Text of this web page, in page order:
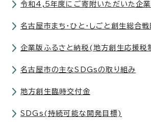
令和4,5年度にご寄附いただいた企業
名古屋市まち・ひと・しごと創生総合戦
企業版ふるさと納税(地方創生応援税
名古屋市の主なSDGsの取り組み
地方創生臨時交付金
SDGs(持続可能な開発目標)